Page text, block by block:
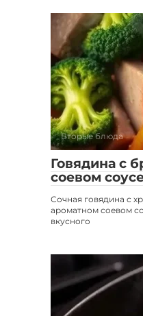
Вторые блюда
Говядина с
соевом
Сочная говядина с
ароматном соевом
вкусного